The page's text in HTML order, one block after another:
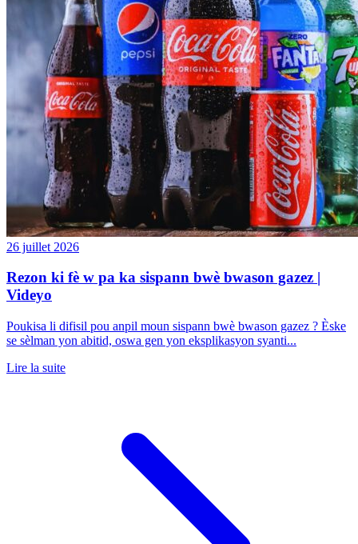
26 juillet 2026
Rezon ki fè w pa ka sispann bwè bwason gazez |
Videyo
Poukisa li difisil pou anpil moun sispann bwè bwason gazez ? Èske
se sèlman yon abitid, oswa gen yon eksplikasyon syanti...
Lire la suite